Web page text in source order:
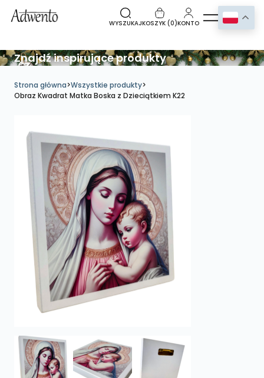
WYSZUKAJKOSZYK (0)KONTO
Znajdź inspirujące produkty
Strona główna>Wszystkie produkty>
Obraz Kwadrat Matka Boska z Dzieciątkiem K22